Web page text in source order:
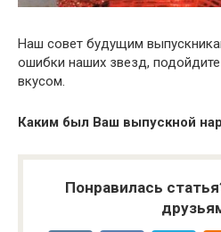
Наш совет будущим
ошибки наших звезд,
вкусом.
Каким был Ваш выпускной
Понравилась